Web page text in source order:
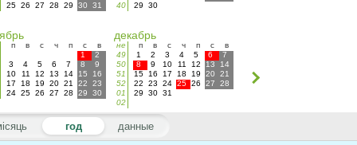
25 26 27 28 29 30 31
40
29 30
п в с ч п с
в
1
2
3
4 5 6 7 8
9
10
11 12 13 14 15
16
17
18 19 20 21 22
23
24 25 26 27 28 29 30
декабрь
не п в с ч п с
в
49
1 2 3 4 5 6
7
50
8 9 10 11 12 13
14
51
15 16 17 18 19 20
21
52
22 23 24 25 26 27
28
01
29 30 31
02
год данные